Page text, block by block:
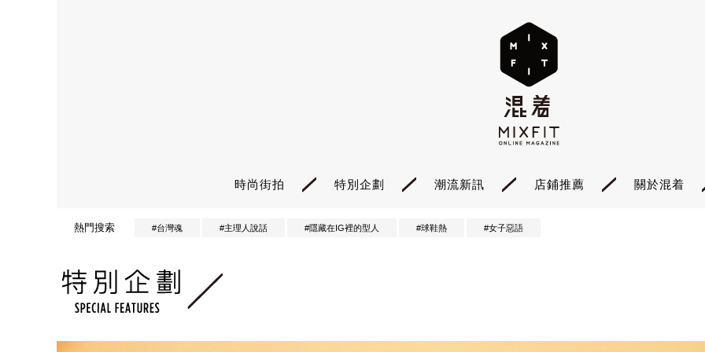
時尚街拍 特別企劃 潮流新訊 店鋪推薦 關於混着
熱門搜索 #台灣魂 #主理人說話 #隱藏在IG裡的型人 #球鞋熱 #女子惡語